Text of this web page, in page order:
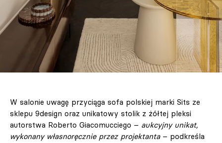
W salonie uwagę przyciąga sofa polskiej marki Sits ze
sklepu 9design oraz unikatowy stolik z żółtej pleksi
autorstwa Roberto Giacomucciego – aukcyjny unikat,
wykonany własnoręcznie przez projektanta– podkreśla